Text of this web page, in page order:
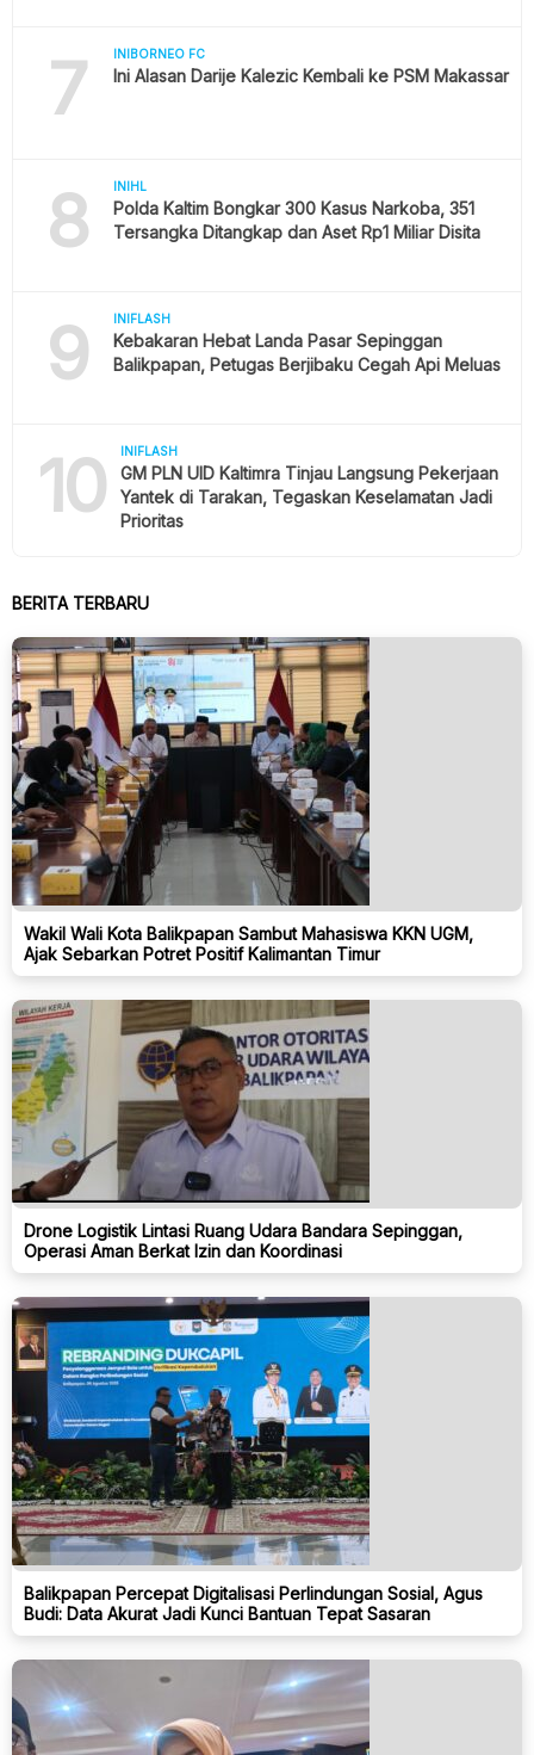
7 INIBORNEO FC
Ini Alasan Darije Kalezic Kembali ke PSM Makassar
8 INIHL
Polda Kaltim Bongkar 300 Kasus Narkoba, 351
Tersangka Ditangkap dan Aset Rp1 Miliar Disita
9 INIFLASH
Kebakaran Hebat Landa Pasar Sepinggan
Balikpapan, Petugas Berjibaku Cegah Api Meluas
10 INIFLASH
GM PLN UID Kaltimra Tinjau Langsung Pekerjaan
Yantek di Tarakan, Tegaskan Keselamatan Jadi
Prioritas
BERITA TERBARU
Wakil Wali Kota Balikpapan Sambut Mahasiswa KKN UGM,
Ajak Sebarkan Potret Positif Kalimantan Timur
Drone Logistik Lintasi Ruang Udara Bandara Sepinggan,
Operasi Aman Berkat Izin dan Koordinasi
Balikpapan Percepat Digitalisasi Perlindungan Sosial, Agus
Budi: Data Akurat Jadi Kunci Bantuan Tepat Sasaran